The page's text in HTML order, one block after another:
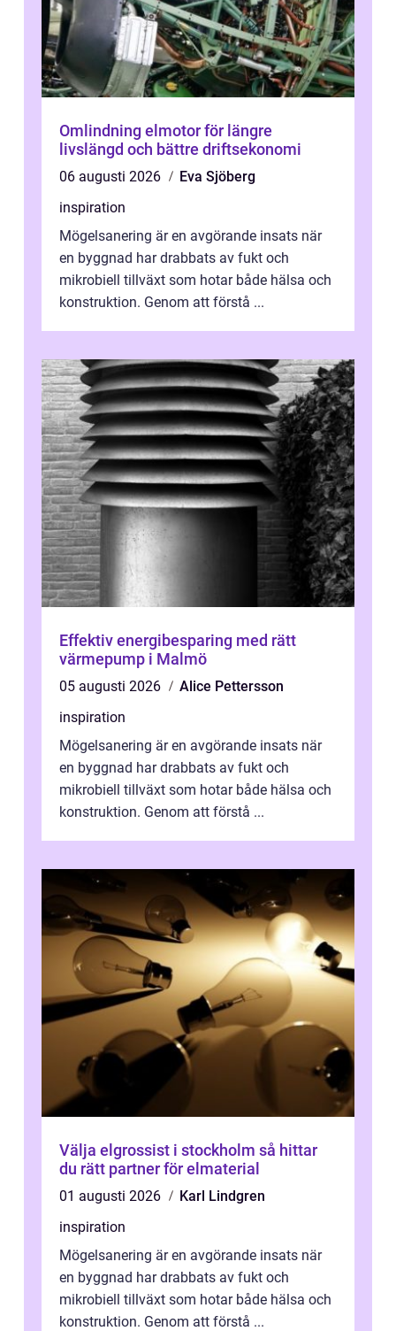
Omlindning elmotor för längre
livslängd och bättre driftsekonomi
06 augusti 2026
Eva Sjöberg
inspiration
Mögelsanering är en avgörande insats när
en byggnad har drabbats av fukt och
mikrobiell tillväxt som hotar både hälsa och
konstruktion. Genom att förstå ...
Effektiv energibesparing med rätt
värmepump i Malmö
05 augusti 2026
Alice Pettersson
inspiration
Mögelsanering är en avgörande insats när
en byggnad har drabbats av fukt och
mikrobiell tillväxt som hotar både hälsa och
konstruktion. Genom att förstå ...
Välja elgrossist i stockholm så hittar
du rätt partner för elmaterial
01 augusti 2026
Karl Lindgren
inspiration
Mögelsanering är en avgörande insats när
en byggnad har drabbats av fukt och
mikrobiell tillväxt som hotar både hälsa och
konstruktion. Genom att förstå ...